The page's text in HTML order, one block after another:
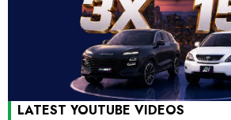
LATEST YOUTUBE VIDEOS